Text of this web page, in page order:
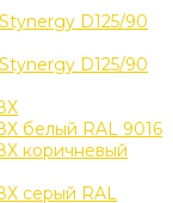
D125/90
D125/90
белый RAL 9016
коричневый
серый RAL